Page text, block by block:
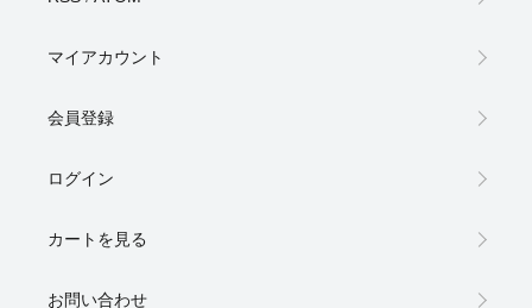
マイアカウント
会員登録
ログイン
カートを見る
お問い合わせ